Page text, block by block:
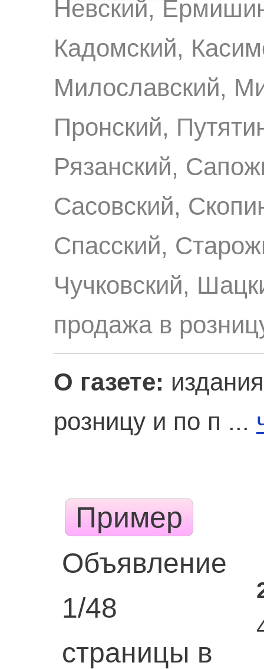
Невский,
Кадомский,
Милославский,
Пронский,
Рязанский,
Сасовский,
Спасский,
Чучковский,
продажа в
О газете:
розницу и по п ...
Пример
Объявление
1/48
страницы в